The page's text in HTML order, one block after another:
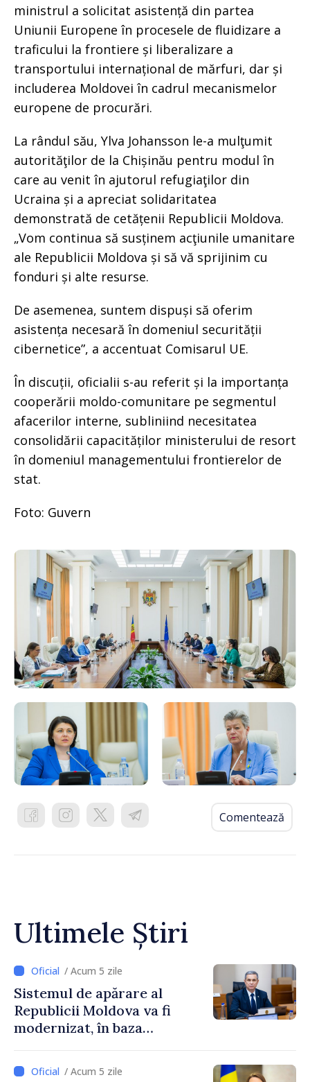
ministrul a solicitat asistență din partea
Uniunii Europene în procesele de fluidizare a
traficului la frontiere și liberalizare a
transportului internațional de mărfuri, dar și
includerea Moldovei în cadrul mecanismelor
europene de procurări.
La rândul său, Ylva Johansson le-a mulţumit
autorităţilor de la Chișinău pentru modul în
care au venit în ajutorul refugiaţilor din
Ucraina și a apreciat solidaritatea
demonstrată de cetățenii Republicii Moldova.
„Vom continua să susținem acţiunile umanitare
ale Republicii Moldova și să vă sprijinim cu
fonduri și alte resurse.
De asemenea, suntem dispuși să oferim
asistența necesară în domeniul securității
cibernetice”, a accentuat Comisarul UE.
În discuții, oficialii s-au referit și la importanța
cooperării moldo-comunitare pe segmentul
afacerilor interne, subliniind necesitatea
consolidării capacităților ministerului de resort
în domeniul managementului frontierelor de
stat.
Foto: Guvern
Comentează
Ultimele Știri
/ Acum 5 zile
Sistemul de apărare al
Republicii Moldova va fi
modernizat, în baza
implementare a Strategiei
/ Acum 5 zile